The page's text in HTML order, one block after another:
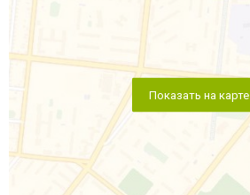
Показать на карте